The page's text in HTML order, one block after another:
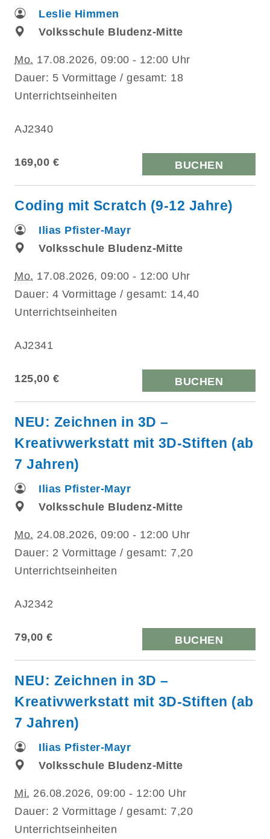
Leslie Himmen
Volksschule Bludenz-Mitte
Mo. 17.08.2026, 09:00 - 12:00 Uhr
Dauer: 5 Vormittage / gesamt: 18
Unterrichtseinheiten
AJ2340
169,00 € BUCHEN
Coding mit Scratch (9-12 Jahre)
Ilias Pfister-Mayr
Volksschule Bludenz-Mitte
Mo. 17.08.2026, 09:00 - 12:00 Uhr
Dauer: 4 Vormittage / gesamt: 14,40
Unterrichtseinheiten
AJ2341
125,00 € BUCHEN
NEU: Zeichnen in 3D –
Kreativwerkstatt mit 3D-Stiften (ab
7 Jahren)
Ilias Pfister-Mayr
Volksschule Bludenz-Mitte
Mo. 24.08.2026, 09:00 - 12:00 Uhr
Dauer: 2 Vormittage / gesamt: 7,20
Unterrichtseinheiten
AJ2342
79,00 € BUCHEN
NEU: Zeichnen in 3D –
Kreativwerkstatt mit 3D-Stiften (ab
7 Jahren)
Ilias Pfister-Mayr
Volksschule Bludenz-Mitte
Mi. 26.08.2026, 09:00 - 12:00 Uhr
Dauer: 2 Vormittage / gesamt: 7,20
Unterrichtseinheiten